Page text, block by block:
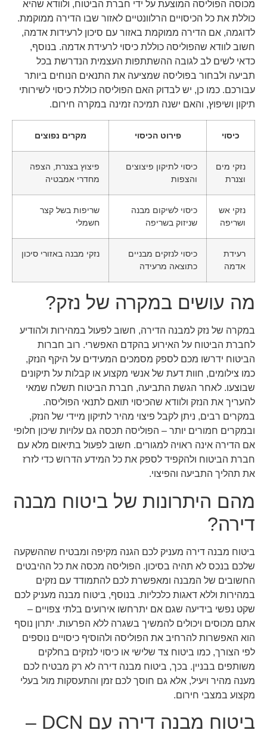
מכוסה הפוליסה המוצעת על ידי חברת הביטוח, ולוודא שהיא
כוללת את כל הכיסויים הרלוונטיים לאזור שבו הדירה ממוקמת.
לדוגמה, אם הדירה ממוקמת באזור עם סיכון לרעידות אדמה,
חשוב לוודא שהפוליסה כוללת כיסוי לרעידת אדמה. בנוסף,
כדאי לשים לב לגובה ההשתתפות העצמית הנדרשת בכל
תביעה ולבחור בפוליסה שמציעה את התנאים הנוחים ביותר
עבורכם. כמו כן, יש לבדוק האם הפוליסה כוללת כיסוי לשירותי
תיקון ושיפוץ, והאם ישנה תמיכה זמינה במקרה חירום.
כיסוי פירוט הכיסוי מקרים נפוצים
נזקי מים
וצנרת
כיסוי לתיקון פיצוצים
והצפות
פיצוץ בצנרת, הצפה
מחדרי אמבטיה
נזקי אש
ושריפה
כיסוי לשיקום מבנה
שניזוק בשריפה
שריפות בשל קצר
חשמלי
רעידת
אדמה
כיסוי לנזקים מבניים
כתוצאה מרעידה
נזקי מבנה באזורי סיכון
מה עושים במקרה של נזק?
במקרה של נזק למבנה הדירה, חשוב לפעול במהירות ולהודיע
לחברת הביטוח על האירוע בהקדם האפשרי. רוב חברות
הביטוח ידרשו מכם לספק מסמכים המעידים על היקף הנזק,
כמו צילומים, חוות דעת של אנשי מקצוע או קבלות על תיקונים
שבוצעו. לאחר הגשת התביעה, חברת הביטוח תשלח שמאי
להעריך את הנזק ולוודא שהכיסוי תואם לתנאי הפוליסה.
במקרים רבים, ניתן לקבל פיצוי מהיר לתיקון מיידי של הנזק,
ובמקרים חמורים יותר – הפוליסה תכסה גם עלויות שיכון חלופי
אם הדירה אינה ראויה למגורים. חשוב לפעול בתיאום מלא עם
חברת הביטוח ולהקפיד לספק את כל המידע הדרוש כדי לזרז
את תהליך התביעה והפיצוי.
מהם היתרונות של ביטוח מבנה
דירה?
ביטוח מבנה דירה מעניק לכם הגנה מקיפה ומבטיח שההשקעה
שלכם בנכס לא תהיה בסיכון. הפוליסה מכסה את כל ההיבטים
החשובים של המבנה ומאפשרת לכם להתמודד עם נזקים
במהירות וללא דאגות כלכליות. בנוסף, ביטוח מבנה מעניק לכם
שקט נפשי בידיעה שגם אם יתרחשו אירועים בלתי צפויים –
אתם מכוסים ויכולים להמשיך בשגרה ללא הפרעות. יתרון נוסף
הוא האפשרות להרחיב את הפוליסה ולהוסיף כיסויים נוספים
לפי הצורך, כמו ביטוח צד שלישי או כיסוי לנזקים בחלקים
משותפים בבניין. בכך, ביטוח מבנה דירה לא רק מבטיח לכם
מענה מהיר ויעיל, אלא גם חוסך לכם זמן והתעסקות מול בעלי
מקצוע במצבי חירום.
ביטוח מבנה דירה עם DCN –